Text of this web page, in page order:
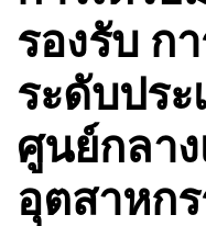
รองรับ ก
ระดับประ
ศูนย์กลา
อุตสาหก